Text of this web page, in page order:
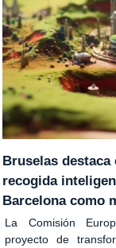
Bruselas
recogida
Barcelona como
La Comisión
proyecto de